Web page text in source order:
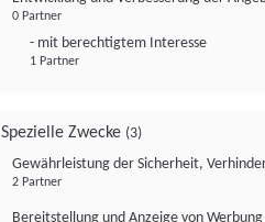
0 Partner
- mit berechtigtem Interesse
1 Partner
Spezielle Zwecke (3)
Gewährleistung der Sicherheit,
2 Partner
Bereitstellung und Anzeige von